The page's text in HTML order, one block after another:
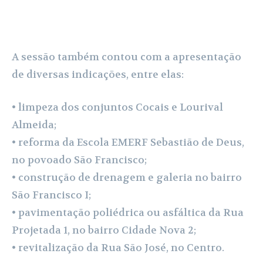
A sessão também contou com a apresentação
de diversas indicações, entre elas:
• limpeza dos conjuntos Cocais e Lourival
Almeida;
• reforma da Escola EMERF Sebastião de Deus,
no povoado São Francisco;
• construção de drenagem e galeria no bairro
São Francisco I;
• pavimentação poliédrica ou asfáltica da Rua
Projetada 1, no bairro Cidade Nova 2;
• revitalização da Rua São José, no Centro.